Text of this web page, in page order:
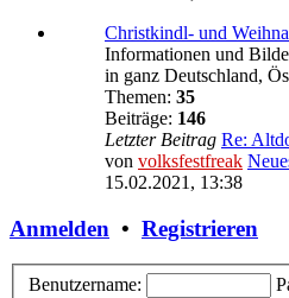
Christkindl- und
Informationen und
in ganz Deutschland,
Themen: 35
Beiträge: 146
Letzter Beitrag Re:
von volksfestfreak
15.02.2021, 13:38
Anmelden • Registrieren
Benutzername: